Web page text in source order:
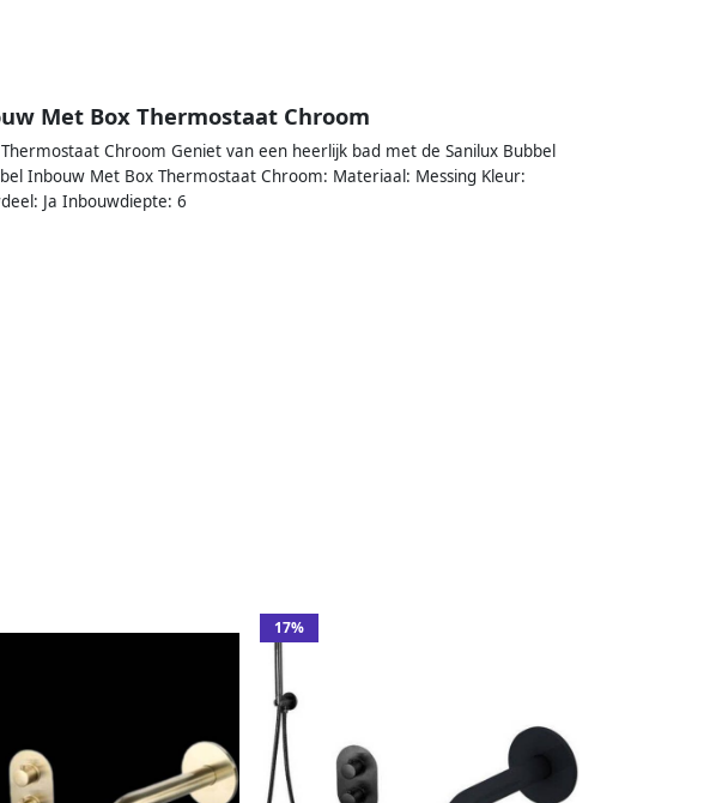
Met Box Thermostaat Chroom
Chroom Geniet van een heerlijk bad met de Sanilux Bubbel
Inbouw Met Box Thermostaat Chroom: Materiaal: Messing Kleur:
Ja Inbouwdiepte: 6
17%